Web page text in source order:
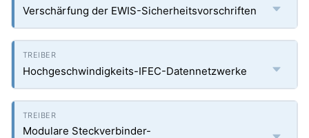
Verschärfung der EWIS-Sicherheitsvorschriften
Hochgeschwindigkeits-IFEC-Datennetzwerke
Modulare Steckverbinder-